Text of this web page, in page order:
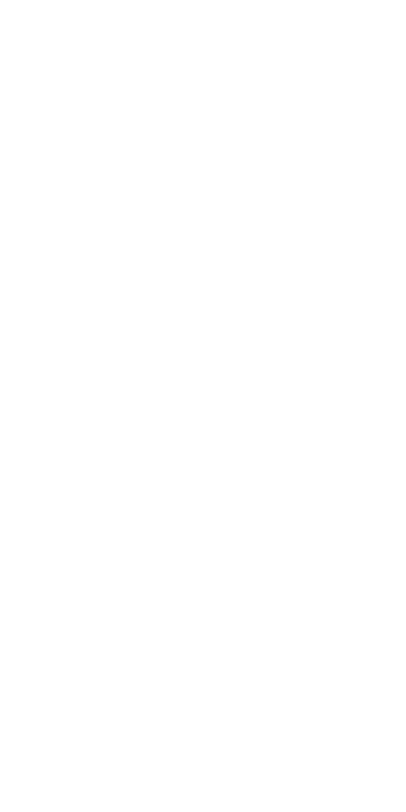
fueran mates, creo que me cagaría encima al ver
los humanos y fácil para los lobos, policías
no dejar huella y ésto hasta hora es un buen
una visión increíble, pronto haré todo lo posible
en el del copiloto. — Pequeñas nenas, prenderé